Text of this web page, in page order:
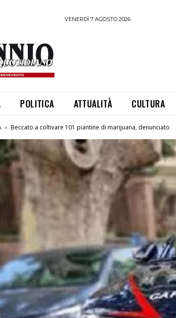
VENERDÌ 7 AGOSTO 2026
POLITICA ATTUALITÀ CULTURA
Beccato a coltivare 101 piantine di marijuana, denunciato